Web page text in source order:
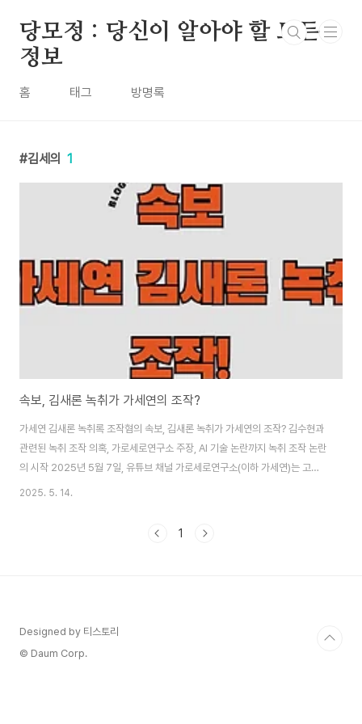
당모정 : 당신이 알아야 할 모든
정보
홈 태그 방명록
김세의 1
속보, 김새론 녹취가 가세연의 조작?
가세연 김새론 녹취록 조작혐의 속보, 김새론 녹취가 가세연의 조작? 김수현과
관련된 녹취 조작 의혹, 가로세로연구소 주장, AI 기술 논란까지 녹취 조작 논란
의 시작 2025년 5월 7일, 유튜브 채널 가로세로연구소(이하 가세연)는 고
(故) 김새론과 관련된 충격적인 녹취록을 공개하며 연예계에 큰 파장을 일으켰
부적절한 관계를 맺었다는 주장을 담고 있었다. 가세연의 김세의 대표는 해당
2025. 5. 14.
1
Designed by 티스토리
© Daum Corp.